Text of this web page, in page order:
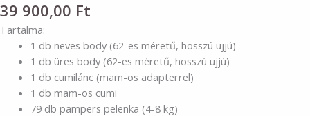
39 900,00 Ft
Tartalma:
1 db neves body (62-es méretű, hosszú ujjú)
1 db üres body (62-es méretű, hosszú ujjú)
1 db cumilánc (mam-os adapterrel)
1 db mam-os cumi
79 db pampers pelenka (4-8 kg)